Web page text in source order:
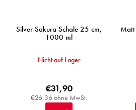
Silver Sakura Schale 25 cm,
1000 ml
Nicht auf Lager
€26,36 ohne MwSt.
€31,90
Matt